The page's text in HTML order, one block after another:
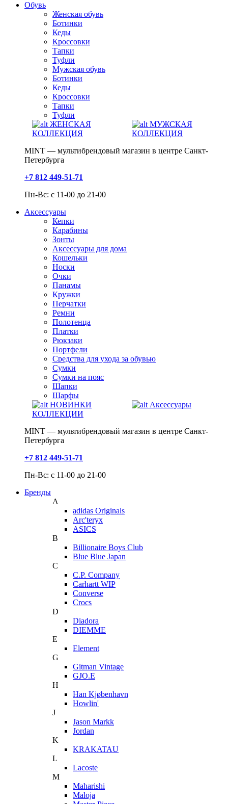
Обувь
Женская обувь
Ботинки
Кеды
Кроссовки
Тапки
Туфли
Мужская обувь
Ботинки
Кеды
Кроссовки
Тапки
Туфли
ЖЕНСКАЯ
КОЛЛЕКЦИЯ
МУЖСКАЯ
КОЛЛЕКЦИЯ
MINT — мультибрендовый магазин в центре Санкт-
Петербурга
+7 812 449-51-71
Пн-Вс: с 11-00 до 21-00
Аксессуары
Кепки
Карабины
Зонты
Аксессуары для дома
Кошельки
Носки
Очки
Панамы
Кружки
Перчатки
Ремни
Полотенца
Платки
Рюкзаки
Портфели
Средства для ухода за обувью
Сумки
Сумки на пояс
Шапки
Шарфы
НОВИНКИ
КОЛЛЕКЦИИ
Аксессуары
MINT — мультибрендовый магазин в центре Санкт-
Петербурга
+7 812 449-51-71
Пн-Вс: с 11-00 до 21-00
Бренды
A
adidas Originals
Arc'teryx
ASICS
B
Billionaire Boys Club
Blue Blue Japan
C
C.P. Company
Carhartt WIP
Converse
Crocs
D
Diadora
DIEMME
E
Element
G
Gitman Vintage
GJO.E
H
Han Kjøbenhavn
Howlin'
J
Jason Markk
Jordan
K
KRAKATAU
L
Lacoste
M
Maharishi
Maloja